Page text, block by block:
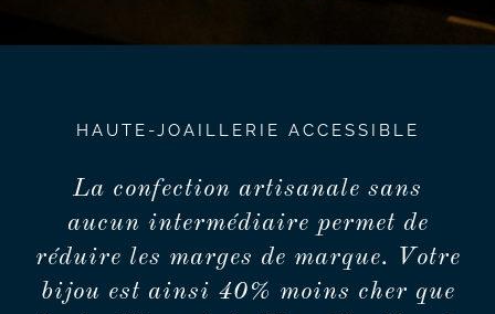
HAUTE-JOAILLERIE ACCESSIBLE
La confection artisanale sans
aucun intermédiaire permet de
réduire les marges de marque. Votre
bijou est ainsi 40% moins cher que